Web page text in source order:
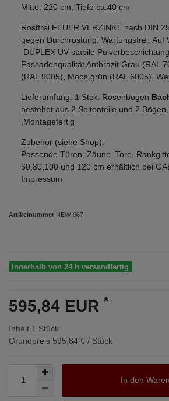
Mitte: 220 cm; Tiefe ca.40 cm
Rostfrei FEUER VERZINKT nach DIN
gegen Durchrostung; Wartungsfrei, Auf
DUPLEX UV stabile
Fassadenqualität Anthrazit Grau (RAL
(RAL 9005), Moos grün (RAL 6005),
Lieferumfang: 1 Stck. Rosenbogen
bestehet aus 2 Seitenteile und 2
,Montagefertig
Zubehör (siehe Shop):
Passende Türen, Zäune, Tore,
60,80,100 und 120 cm erhältlich bei
Impressum
Artikelnummer NEW-967
Innerhalb von 24 h versandfertig
595,84 EUR *
Inhalt 1 Stück
Grundpreis 595,84 € / Stück
In den